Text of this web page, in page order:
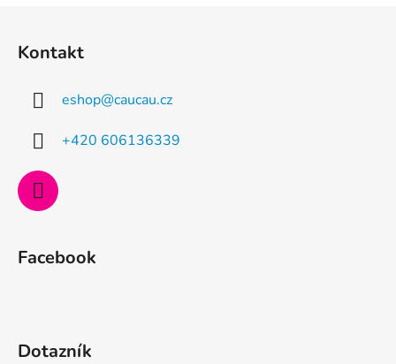
Kontakt
eshop@caucau.cz
+420 606136339
Facebook
Dotazník